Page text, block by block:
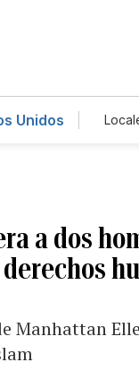
Unidos
a dos
Manhattan